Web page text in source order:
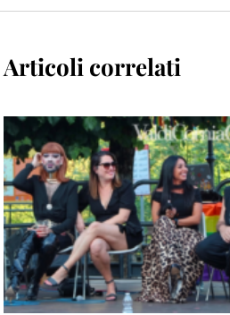
Articoli correlati